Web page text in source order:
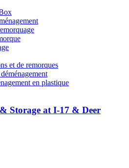
et de remorques
en plastique
Storage at I-17 & Deer